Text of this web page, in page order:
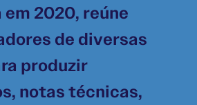
em 2020, reúne
de diversas
produzir
notas técnicas,